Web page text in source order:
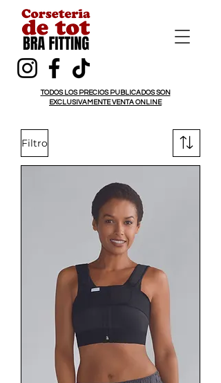
TODOS LOS PRECIOS PUBLICADOS SON
EXCLUSIVAMENTE VENTA ONLINE
Filtro